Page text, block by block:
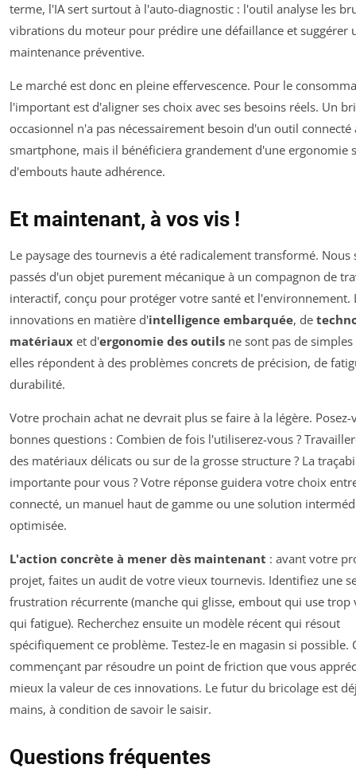
terme, l'IA sert surtout à l'auto-diagnostic : l'outil analyse les
vibrations du moteur pour prédire une défaillance et suggérer
maintenance préventive.
Le marché est donc en pleine effervescence. Pour le
l'important est d'aligner ses choix avec ses besoins réels. Un
occasionnel n'a pas nécessairement besoin d'un outil connecté
smartphone, mais il bénéficiera grandement d'une ergonomie
d'embouts haute adhérence.
Et maintenant, à vos vis !
Le paysage des tournevis a été radicalement transformé. Nous
passés d'un objet purement mécanique à un compagnon de
interactif, conçu pour protéger votre santé et l'environnement.
innovations en matière d'intelligence embarquée, de
matériaux et d'ergonomie des outils ne sont pas de simples
elles répondent à des problèmes concrets de précision, de
durabilité.
Votre prochain achat ne devrait plus se faire à la légère. Posez-
bonnes questions : Combien de fois l'utiliserez-vous ?
des matériaux délicats ou sur de la grosse structure ? La
importante pour vous ? Votre réponse guidera votre choix
connecté, un manuel haut de gamme ou une solution
optimisée.
L'action concrète à mener dès maintenant : avant votre
projet, faites un audit de votre vieux tournevis. Identifiez une
frustration récurrente (manche qui glisse, embout qui use trop
qui fatigue). Recherchez ensuite un modèle récent qui résout
spécifiquement ce problème. Testez-le en magasin si possible.
commençant par résoudre un point de friction que vous
mieux la valeur de ces innovations. Le futur du bricolage est
mains, à condition de savoir le saisir.
Questions fréquentes